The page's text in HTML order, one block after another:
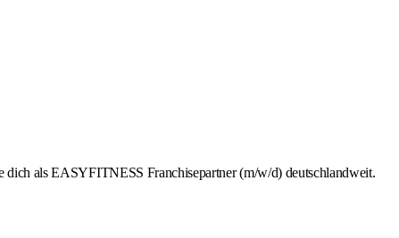
dich als EASYFITNESS Franchisepartner (m/w/d) deutschlandweit.